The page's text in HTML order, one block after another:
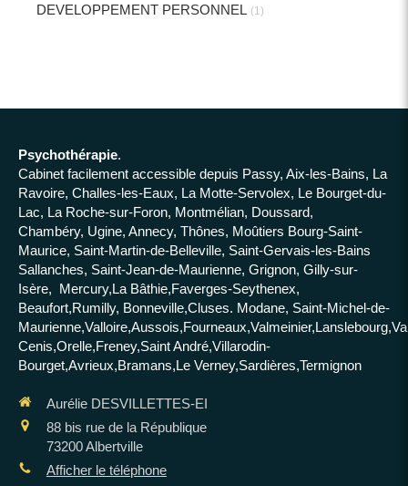
DEVELOPPEMENT PERSONNEL (1)
Psychothérapie.
Cabinet facilement accessible depuis Passy, Aix-les-Bains, La
Ravoire, Challes-les-Eaux, La Motte-Servolex, Le Bourget-du-
Lac, La Roche-sur-Foron, Montmélian, Doussard,
Chambéry, Ugine, Annecy, Thônes, Moûtiers Bourg-Saint-
Maurice, Saint-Martin-de-Belleville, Saint-Gervais-les-Bains
Sallanches, Saint-Jean-de-Maurienne, Grignon, Gilly-sur-
Isère, Mercury,La Bâthie,Faverges-Seythenex,
Beaufort,Rumilly, Bonneville,Cluses. Modane, Saint-Michel-de-
Cenis,Orelle,Freney,Saint André,Villarodin-
Bourget,Avrieux,Bramans,Le Verney,Sardières,Termignon
Aurélie DESVILLETTES-EI
88 bis rue de la République
73200Albertville
Afficher le téléphone